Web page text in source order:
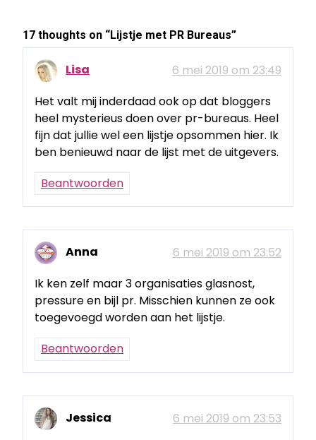
17 thoughts on “Lijstje met PR Bureaus”
Lisa
6 mei 2019 om 23:49
Het valt mij inderdaad ook op dat bloggers
heel mysterieus doen over pr-bureaus. Heel
fijn dat jullie wel een lijstje opsommen hier. Ik
ben benieuwd naar de lijst met de uitgevers.
Beantwoorden
Anna
6 mei 2019 om 23:52
Ik ken zelf maar 3 organisaties glasnost,
pressure en bijl pr. Misschien kunnen ze ook
toegevoegd worden aan het lijstje.
Beantwoorden
Jessica 6 mei 2019 om 23:53